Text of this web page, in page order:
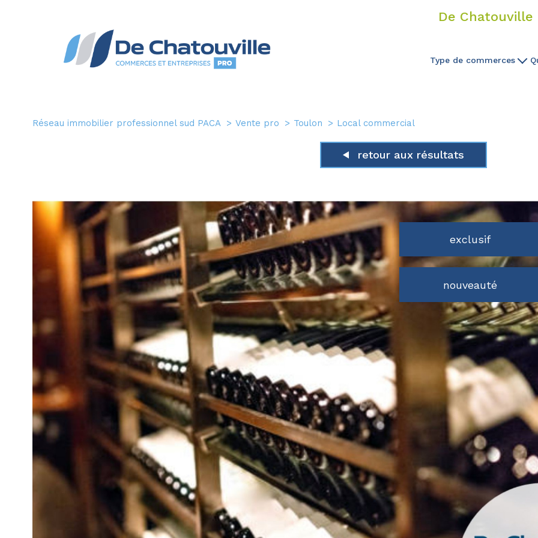
De
Type de commerces
Tabac
Tabac Presse
Bar Restaurant
Restaurant
Boulangerie
Hôtel
Salon De Coiffure
Glacier
Crêperie
Autres
Réseau immobilier professionnel sud PACA Vente pro Toulon Local commercial
retour aux résultats
exclusif
nouveauté